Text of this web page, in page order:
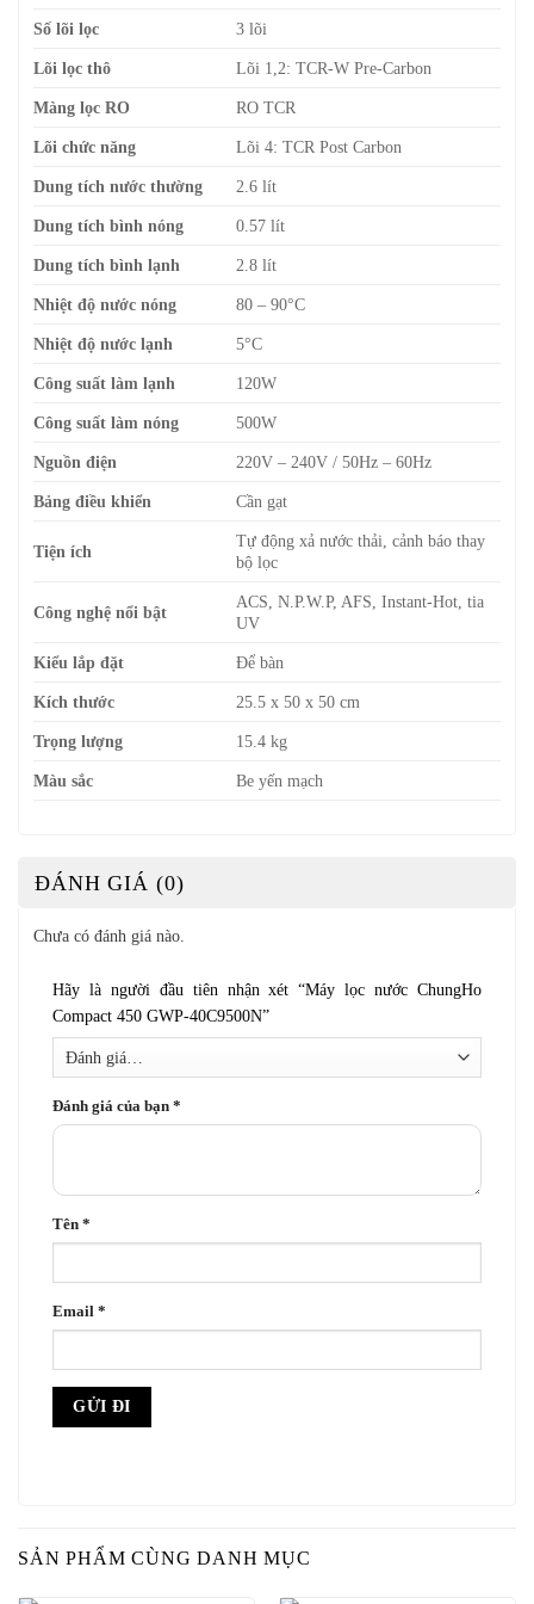
Số lõi lọc 3 lõi
Lõi lọc thô Lõi 1,2: TCR-W Pre-Carbon
Màng lọc RO RO TCR
Lõi chức năng Lõi 4: TCR Post Carbon
Dung tích nước thường 2.6 lít
Dung tích bình nóng 0.57 lít
Dung tích bình lạnh 2.8 lít
Nhiệt độ nước nóng 80 – 90°C
Nhiệt độ nước lạnh 5°C
Công suất làm lạnh 120W
Công suất làm nóng 500W
Nguồn điện 220V – 240V / 50Hz – 60Hz
Bảng điều khiển Cần gạt
Tiện ích
Tự động xả nước thải, cảnh báo thay
bộ lọc
Công nghệ nổi bật
ACS, N.P.W.P, AFS, Instant-Hot, tia
UV
Kiểu lắp đặt Để bàn
Kích thước 25.5 x 50 x 50 cm
Trọng lượng 15.4 kg
Màu sắc Be yến mạch
ĐÁNH GIÁ (0)
Chưa có đánh giá nào.
Hãy là người đầu tiên nhận xét “Máy lọc nước ChungHo
Compact 450 GWP-40C9500N”
Đánh giá của bạn *
Tên *
Email *
SẢN PHẨM CÙNG DANH MỤC